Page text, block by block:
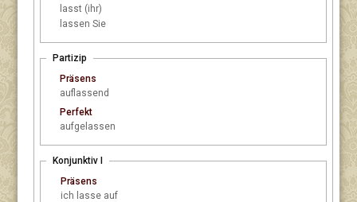
lasst (ihr)
lassen Sie
Partizip
Präsens
auflassend
Perfekt
aufgelassen
Konjunktiv I
Präsens
ich lasse auf